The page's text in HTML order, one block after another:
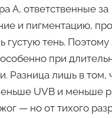
А, ответственные за
и пигментацию,
густую тень. Поэтому
при
Разница лишь в том,
UVB и меньше
— но от тихого